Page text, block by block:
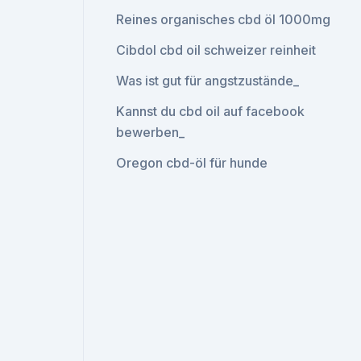
Reines organisches cbd öl 1000mg
Cibdol cbd oil schweizer reinheit
Was ist gut für angstzustände_
Kannst du cbd oil auf facebook
bewerben_
Oregon cbd-öl für hunde